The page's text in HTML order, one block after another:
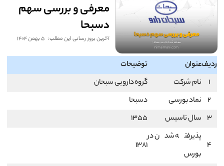
معرفی و بررسی سهم
دسبحا
آخرین بروز رسانی این مطلب: 5 بهمن 1404
ردیفعنوان
توضیحات
1
نام شرکت
گروه دارویی سبحان
2 نماد بورسی
دسبحا
3 سال تاسیس ۱۳۵۵
4
پذیرفته شدن در
بورس
۱۳۸۱